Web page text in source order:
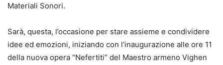
Materiali Sonori.
Sarà, questa, l’occasione per stare assieme e condividere
idee ed emozioni, iniziando con l’inaugurazione alle ore 11
della nuova opera “Nefertiti” del Maestro armeno Vighen